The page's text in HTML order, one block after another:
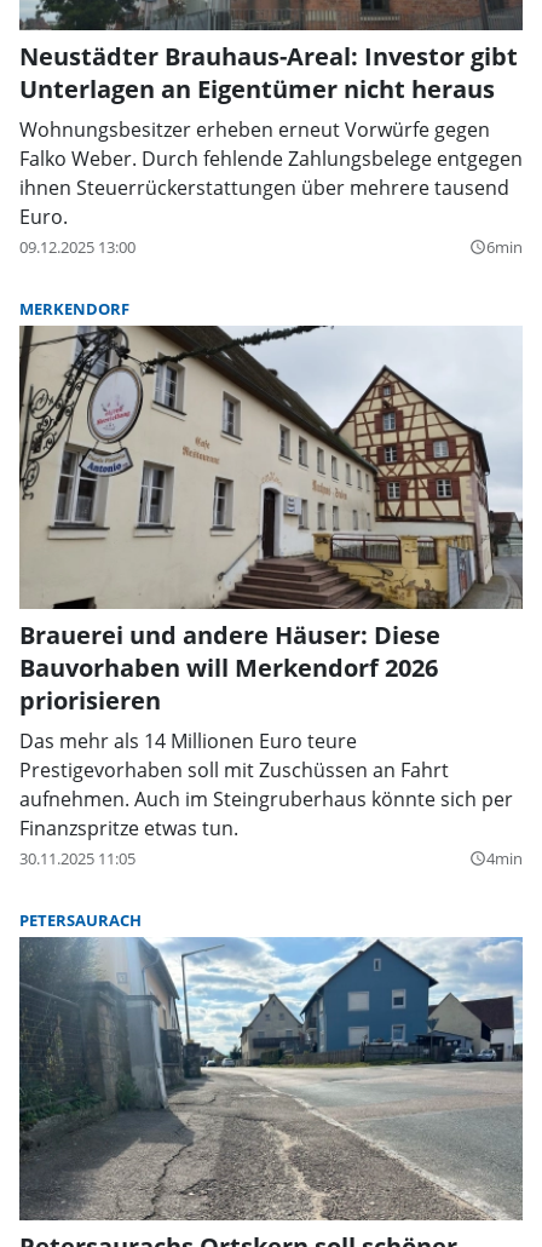
Neustädter Brauhaus-Areal: Investor gibt
Unterlagen an Eigentümer nicht heraus
Wohnungsbesitzer erheben erneut Vorwürfe gegen
Falko Weber. Durch fehlende Zahlungsbelege entgegen
ihnen Steuerrückerstattungen über mehrere tausend
Euro.
09.12.2025 13:00 query_builder6min
MERKENDORF
Brauerei und andere Häuser: Diese
Bauvorhaben will Merkendorf 2026
priorisieren
Das mehr als 14 Millionen Euro teure
Prestigevorhaben soll mit Zuschüssen an Fahrt
aufnehmen. Auch im Steingruberhaus könnte sich per
Finanzspritze etwas tun.
30.11.2025 11:05 query_builder4min
PETERSAURACH